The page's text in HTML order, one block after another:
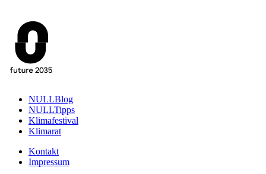
NULLBlog
NULLTipps
Klimafestival
Klimarat
Kontakt
Impressum